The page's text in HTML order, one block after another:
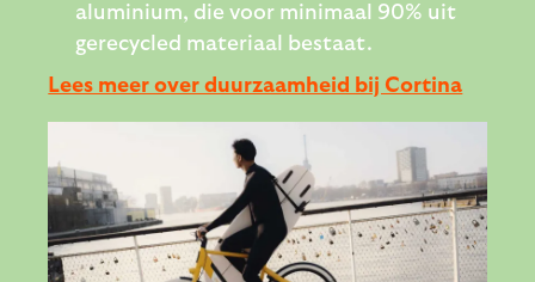
aluminium, die voor minimaal 90% uit
gerecycled materiaal bestaat.
Lees meer over duurzaamheid bij Cortina